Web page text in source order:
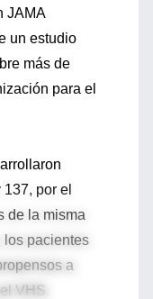
JAMA
un estudio
más de
para el
por el
de la misma
los pacientes
a
VHS.